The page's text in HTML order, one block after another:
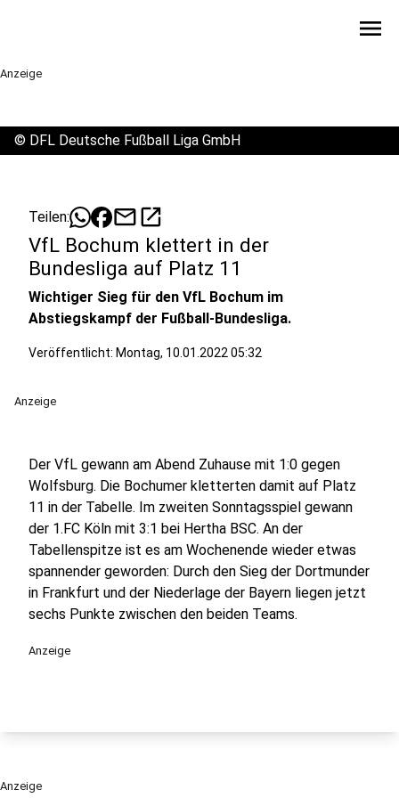
menu
Anzeige
© DFL Deutsche Fußball Liga GmbH
Teilen: mailopen_in_new
VfL Bochum klettert in der
Bundesliga auf Platz 11
Wichtiger Sieg für den VfL Bochum im
Abstiegskampf der Fußball-Bundesliga.
Veröffentlicht: Montag, 10.01.2022 05:32
Anzeige
Der VfL gewann am Abend Zuhause mit 1:0 gegen
Wolfsburg. Die Bochumer kletterten damit auf Platz
11 in der Tabelle. Im zweiten Sonntagsspiel gewann
der 1.FC Köln mit 3:1 bei Hertha BSC. An der
Tabellenspitze ist es am Wochenende wieder etwas
spannender geworden: Durch den Sieg der Dortmunder
in Frankfurt und der Niederlage der Bayern liegen jetzt
sechs Punkte zwischen den beiden Teams.
Anzeige
Anzeige